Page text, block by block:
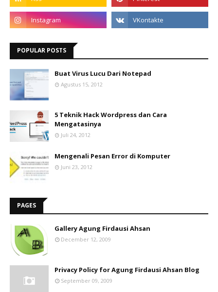
POPULAR POSTS
Buat Virus Lucu Dari Notepad
Agustus 15, 2012
5 Teknik Hack Wordpress dan Cara
Mengatasinya
Juli 24, 2012
Mengenali Pesan Error di Komputer
Juni 23, 2012
PAGES
Gallery Agung Firdausi Ahsan
December 12, 2009
Privacy Policy for Agung Firdausi Ahsan Blog
September 09, 2009